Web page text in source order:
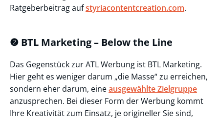
Ratgeberbeitrag aufstyriacontentcreation.com.
❷ BTL Marketing – Below the Line
Das Gegenstück zur ATL Werbung ist BTL Marketing.
Hier geht es weniger darum „die Masse“ zu erreichen,
sondern eher darum, eineausgewählte Zielgruppe
anzusprechen. Bei dieser Form der Werbung kommt
Ihre Kreativität zum Einsatz, je origineller Sie sind,